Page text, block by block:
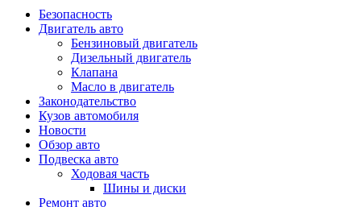
Безопасность
Двигатель авто
Бензиновый двигатель
Дизельный двигатель
Клапана
Масло в двигатель
Законодательство
Кузов автомобиля
Новости
Обзор авто
Подвеска авто
Ходовая часть
Шины и диски
Ремонт авто